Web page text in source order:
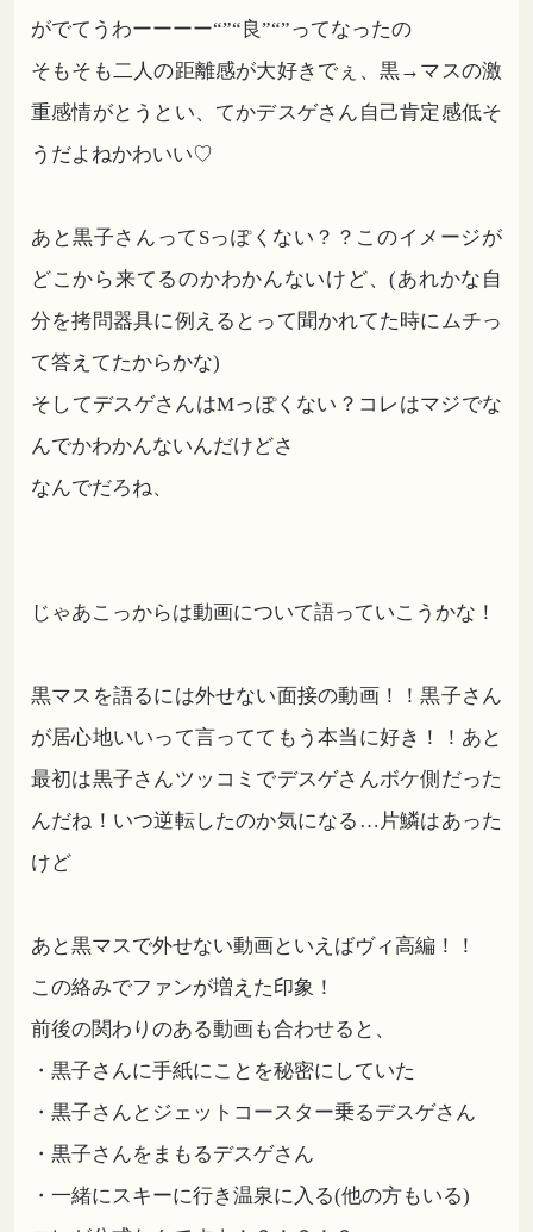
がでてうわーーーー“”“良”“”ってなったの
そもそも二人の距離感が大好きでぇ、黒→マスの激
重感情がとうとい、てかデスゲさん自己肯定感低そ
うだよねかわいい♡
あと黒子さんってSっぽくない？？このイメージが
どこから来てるのかわかんないけど、(あれかな自
分を拷問器具に例えるとって聞かれてた時にムチっ
て答えてたからかな)
そしてデスゲさんはMっぽくない？コレはマジでな
んでかわかんないんだけどさ
なんでだろね、
じゃあこっからは動画について語っていこうかな！
黒マスを語るには外せない面接の動画！！黒子さん
が居心地いいって言っててもう本当に好き！！あと
最初は黒子さんツッコミでデスゲさんボケ側だった
んだね！いつ逆転したのか気になる…片鱗はあった
けど
あと黒マスで外せない動画といえばヴィ高編！！
この絡みでファンが増えた印象！
前後の関わりのある動画も合わせると、
・黒子さんに手紙にことを秘密にしていた
・黒子さんとジェットコースター乗るデスゲさん
・黒子さんをまもるデスゲさん
・一緒にスキーに行き温泉に入る(他の方もいる)